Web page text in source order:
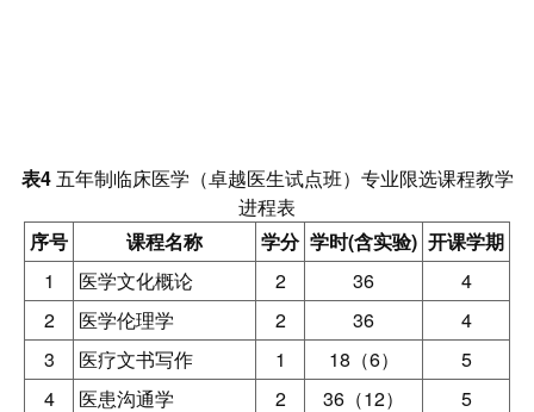
表4五年制临床医学（卓越医生试点班）专业限选课程教学
进程表
序号
课程名称 学分 学时(含实验) 开课学期
1
医学文化概论 2 36
4
2
医学伦理学 2 36
4
3
医疗文书写作 1 18（6）
5
4
医患沟通学 2 36（12）
5